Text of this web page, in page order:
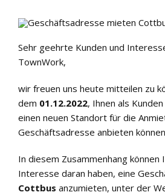
Sehr geehrte Kunden und
TownWork,
wir freuen uns heute mitteilen zu
dem 01.12.2022, Ihnen als
einen neuen Standort für die
Geschäftsadresse anbieten
In diesem Zusammenhang
Interesse daran haben, eine
Cottbus anzumieten, unter der